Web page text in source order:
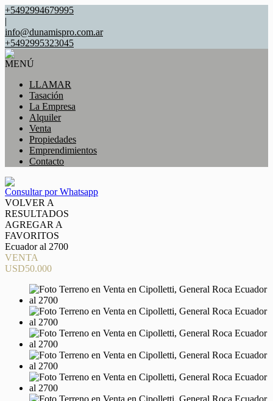
+5492994679995
|
info@dunamispro.com.ar
+5492995323045
MENÚ
LLAMAR
Tasación
La Empresa
Alquiler
Venta
Propiedades
Emprendimientos
Contacto
Consultar por Whatsapp
VOLVER A
RESULTADOS
AGREGAR A
FAVORITOS
Ecuador al 2700
VENTA
USD50.000